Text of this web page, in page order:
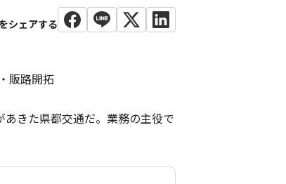
販路開拓
きた県都交通だ。業務の主役で